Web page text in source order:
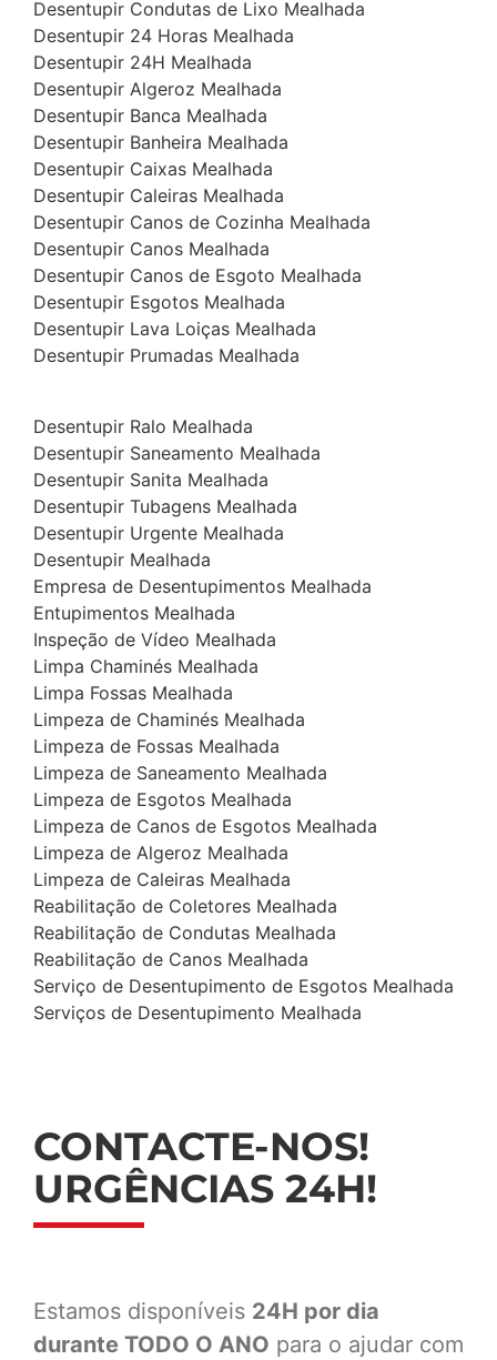
Desentupir Condutas de Lixo Mealhada
Desentupir 24 Horas Mealhada
Desentupir 24H Mealhada
Desentupir Algeroz Mealhada
Desentupir Banca Mealhada
Desentupir Banheira Mealhada
Desentupir Caixas Mealhada
Desentupir Caleiras Mealhada
Desentupir Canos de Cozinha Mealhada
Desentupir Canos Mealhada
Desentupir Canos de Esgoto Mealhada
Desentupir Esgotos Mealhada
Desentupir Lava Loiças Mealhada
Desentupir Prumadas Mealhada
Desentupir Ralo Mealhada
Desentupir Saneamento Mealhada
Desentupir Sanita Mealhada
Desentupir Tubagens Mealhada
Desentupir Urgente Mealhada
Desentupir Mealhada
Empresa de Desentupimentos Mealhada
Entupimentos Mealhada
Inspeção de Vídeo Mealhada
Limpa Chaminés Mealhada
Limpa Fossas Mealhada
Limpeza de Chaminés Mealhada
Limpeza de Fossas Mealhada
Limpeza de Saneamento Mealhada
Limpeza de Esgotos Mealhada
Limpeza de Canos de Esgotos Mealhada
Limpeza de Algeroz Mealhada
Limpeza de Caleiras Mealhada
Reabilitação de Coletores Mealhada
Reabilitação de Condutas Mealhada
Reabilitação de Canos Mealhada
Serviço de Desentupimento de Esgotos Mealhada
Serviços de Desentupimento Mealhada
CONTACTE-NOS!
URGÊNCIAS 24H!
Estamos disponíveis 24H por dia
durante TODO O ANO para o ajudar com